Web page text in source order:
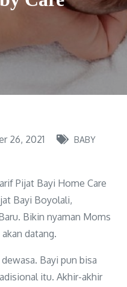
26, 2021
BABY
Pijat Bayi Home Care
Bayi Boyolali,
Bikin nyaman Moms
datang.
Bayi pun bisa
itu. Akhir-akhir